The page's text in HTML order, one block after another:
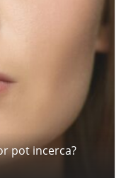
pot incerca?